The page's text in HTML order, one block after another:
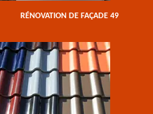
RÉNOVATION DE FAÇADE 49